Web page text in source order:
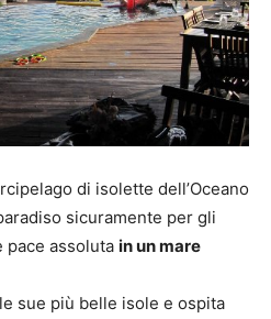
di isolette dell’Oceano
sicuramente per gli
pace assoluta in un mare
sue più belle isole e ospita